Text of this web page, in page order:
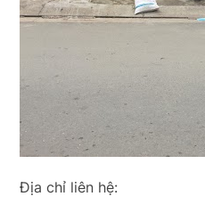
Địa chỉ liên hệ: